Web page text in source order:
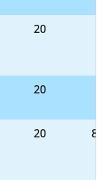
20
20
20 8-